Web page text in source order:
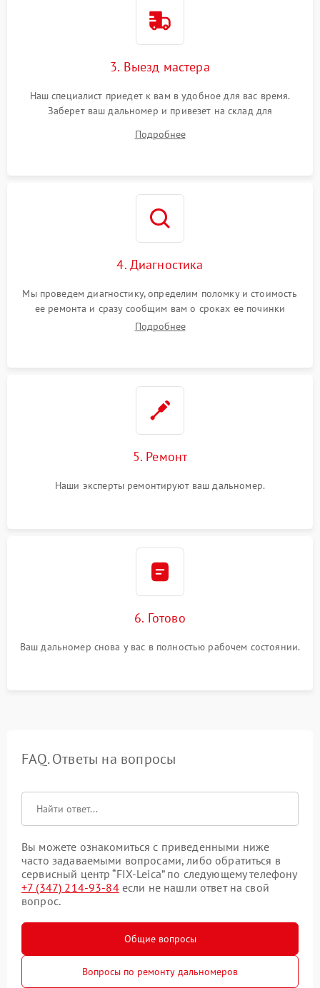
3. Выезд мастера
Наш специалист приедет к вам в удобное для вас время.
Заберет ваш дальномер и привезет на склад для
Подробнее
4. Диагностика
Мы проведем диагностику, определим поломку и стоимость
ее ремонта и сразу сообщим вам о сроках ее починки
Подробнее
5. Ремонт
Наши эксперты ремонтируют ваш дальномер.
6. Готово
Ваш дальномер снова у вас в полностью рабочем состоянии.
FAQ. Ответы на вопросы
Вы можете ознакомиться с приведенными ниже
часто задаваемыми вопросами, либо обратиться в
сервисный центр “FIX-Leica” по следующему телефону
+7 (347) 214-93-84если не нашли ответ на свой
вопрос.
Общие вопросы
Вопросы по ремонту дальномеров